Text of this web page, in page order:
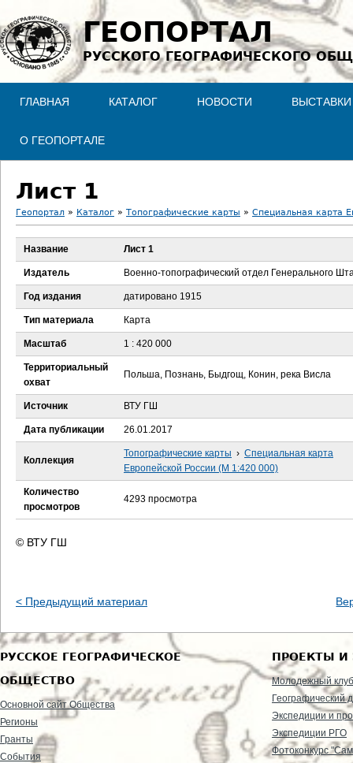
Jump to navigation
ГЕОПОРТАЛ
РУССКОГО ГЕОГРАФИЧЕСКОГО
ГЛАВНАЯ КАТАЛОГ НОВОСТИ ВЫСТАВКИ
О ГЕОПОРТАЛЕ
Лист 1
В
ы
д
е
с
ь
Геопортал » Каталог » Топографические карты » Специальная карта
Название Лист 1
Издатель Военно-топографический отдел Генерального
Год издания датировано 1915
Тип материала Карта
Масштаб 1 : 420 000
Территориальный
охват
Польша, Познань, Быдгощ, Конин, река Висла
Источник ВТУ ГШ
Дата публикации 26.01.2017
Коллекция
Топографические карты › Специальная карта
Европейской России (М 1:420 000)
Количество
просмотров
4293 просмотра
© ВТУ ГШ
< Предыдущий материал
РУССКОЕ ГЕОГРАФИЧЕСКОЕ
ОБЩЕСТВО
Основной сайт Общества
Регионы
Гранты
События
ПРОЕКТЫ И
Молодежный клуб
Географический
Экспедиции и
Экспедиции РГО
Фотоконкурс